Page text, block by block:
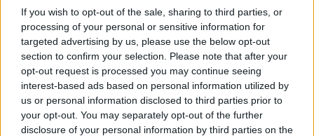
If you wish to opt-out of the sale, sharing to third parties, or
processing of your personal or sensitive information for
targeted advertising by us, please use the below opt-out
section to confirm your selection. Please note that after your
opt-out request is processed you may continue seeing
interest-based ads based on personal information utilized by
us or personal information disclosed to third parties prior to
your opt-out. You may separately opt-out of the further
disclosure of your personal information by third parties on the
Νίκη Κεραμέως: 412 νέες θέσεις σε Πανεπιστήμια και
Νίκη Κεραμέως: Για πρώτη φορά στην ιστορία της χώρας
στην Ειδική Αγωγή μέσω ΑΣΕΠ
Όλες οι ειδήσεις για τους διορισμούς εδώ